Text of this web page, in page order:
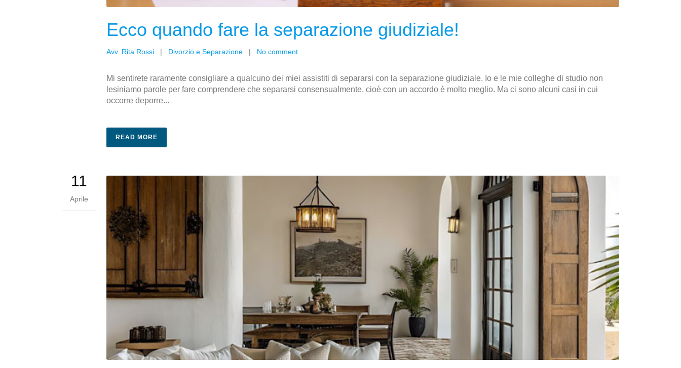
Ecco quando fare la separazione giudiziale!
Avv. Rita Rossi | Divorzio e Separazione | No comment
Mi sentirete raramente consigliare a qualcuno dei miei assistiti di separarsi con la separazione giudiziale. Io e le mie colleghe di studio non
lesiniamo parole per fare comprendere che separarsi consensualmente, cioè con un accordo è molto meglio. Ma ci sono alcuni casi in cui
occorre deporre...
READ MORE
11
Aprile